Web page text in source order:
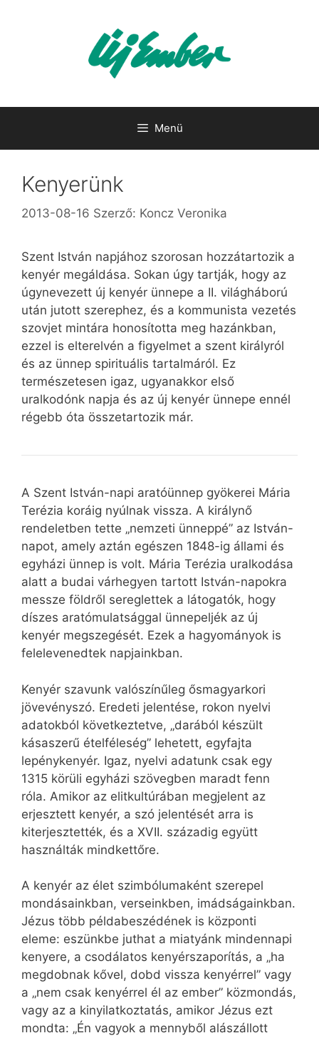
Menü
Kenyerünk
2013-08-16 Szerző: Koncz Veronika
Szent István napjához szorosan hozzátartozik a
kenyér megáldása. Sokan úgy tartják, hogy az
úgynevezett új kenyér ünnepe a II. világháború
után jutott szerephez, és a kommunista vezetés
szovjet mintára honosította meg hazánkban,
ezzel is elterelvén a figyelmet a szent királyról
és az ünnep spirituális tartalmáról. Ez
természetesen igaz, ugyanakkor első
uralkodónk napja és az új kenyér ünnepe ennél
régebb óta összetartozik már.
A Szent István-napi aratóünnep gyökerei Mária
Terézia koráig nyúlnak vissza. A királynő
rendeletben tette „nemzeti ünneppé” az István-
napot, amely aztán egészen 1848-ig állami és
egyházi ünnep is volt. Mária Terézia uralkodása
alatt a budai várhegyen tartott István-napokra
messze földről sereglettek a látogatók, hogy
díszes aratómulatsággal ünnepeljék az új
kenyér megszegését. Ezek a hagyományok is
felelevenedtek napjainkban.
Kenyér szavunk valószínűleg ősmagyarkori
jövevényszó. Eredeti jelentése, rokon nyelvi
adatokból következtetve, „darából készült
kásaszerű ételféleség” lehetett, egyfajta
lepénykenyér. Igaz, nyelvi adatunk csak egy
1315 körüli egyházi szövegben maradt fenn
róla. Amikor az elitkultúrában megjelent az
erjesztett kenyér, a szó jelentését arra is
kiterjesztették, és a XVII. századig együtt
használták mindkettőre.
A kenyér az élet szimbólumaként szerepel
mondásainkban, verseinkben, imádságainkban.
Jézus több példabeszédének is központi
eleme: eszünkbe juthat a miatyánk mindennapi
kenyere, a csodálatos kenyérszaporítás, a „ha
megdobnak kővel, dobd vissza kenyérrel” vagy
a „nem csak kenyérrel él az ember” közmondás,
vagy az a kinyilatkoztatás, amikor Jézus ezt
mondta: „Én vagyok a mennyből alászállott